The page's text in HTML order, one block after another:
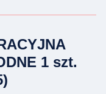
1 szt.